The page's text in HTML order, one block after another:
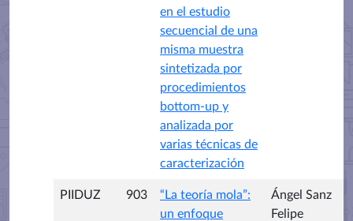
en el estudio
secuencial de una
misma muestra
sintetizada por
procedimientos
bottom-up y
analizada por
varias técnicas de
caracterización
PIIDUZ 903
“La teoría mola”:
un enfoque
Ángel Sanz
Felipe